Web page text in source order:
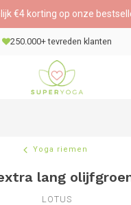
€4 korting op onze
250.000+ tevreden klanten
Yoga riemen
lang
LOTUS